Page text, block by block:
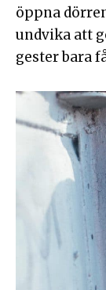
öppna
undvika att
gester bara